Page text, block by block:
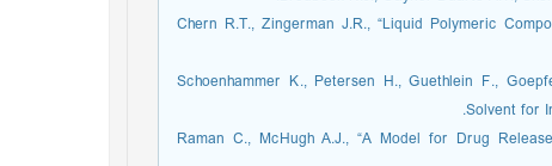
15. Chern R.T., Zingerman J.R., “Liquid Polymeric
16. Schoenhammer K., Petersen H., Guethlein F.,
Solvent for
17. Raman C., McHugh A.J., “A Model for Drug